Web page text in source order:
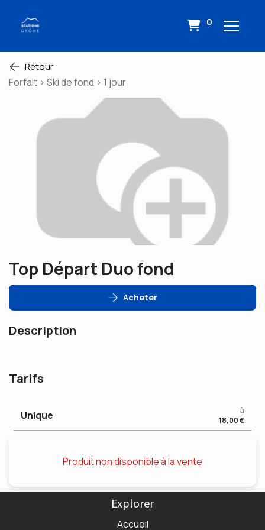
0
Retour
Forfait > Ski de fond > 1 jour
Top Départ Duo fond
Acheter
Description
Tarifs
Unique
à
18,00 €
Produit non disponible à la vente
Explorer
Accueil